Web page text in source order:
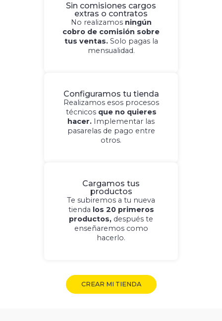
Sin comisiones cargos
extras o contratos
No realizamos ningún
cobro de comisión sobre
tus ventas.Solo pagas la
mensualidad.
Configuramos tu tienda
Realizamos esos procesos
técnicos que no quieres
hacer. Implementar las
pasarelas de pago entre
otros.
Cargamos tus
productos
Te subiremos a tu nueva
tienda los 20 primeros
productos, después te
enseñaremos como
hacerlo.
CREAR MI TIENDA